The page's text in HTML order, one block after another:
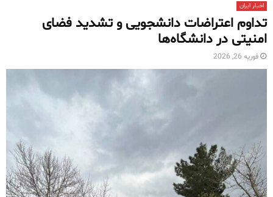
اخبار ایران
تداوم اعتراضات دانشجویی و تشدید فضای
امنیتی در دانشگاه‌ها
فوریه 26, 2026